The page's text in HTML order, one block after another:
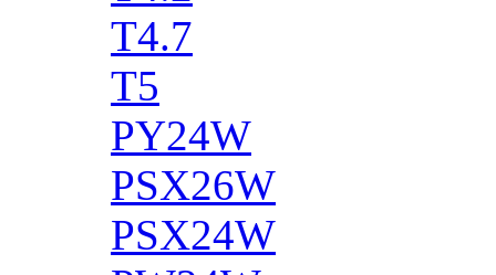
T4.7
T5
PY24W
PSX26W
PSX24W